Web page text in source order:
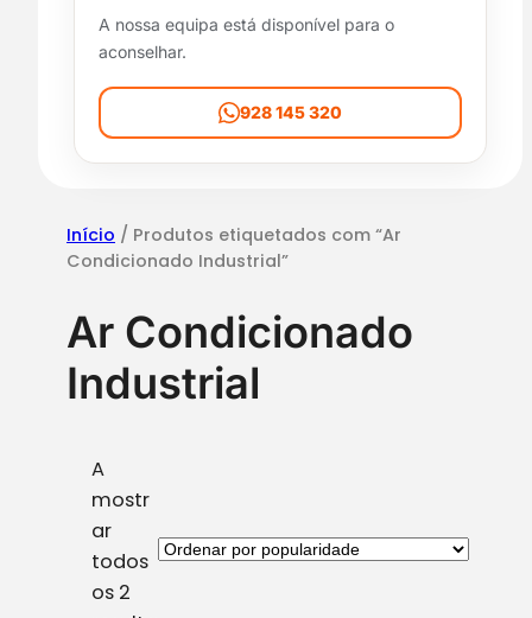
a
d
e
A nossa equipa está disponível para o
aconselhar.
928 145 320
Início / Produtos etiquetados com “Ar
Condicionado Industrial”
Ar Condicionado
Industrial
A
mostr
ar
todos
os 2